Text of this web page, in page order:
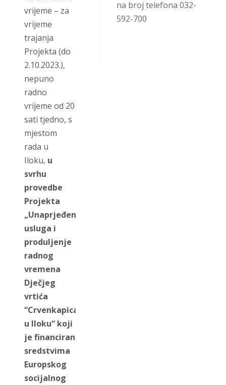
vrijeme – za
vrijeme
trajanja
Projekta (do
2.10.2023.),
nepuno
radno
vrijeme od 20
sati tjedno, s
mjestom
rada u
Iloku, u
svrhu
provedbe
Projekta
„Unaprjeđenje
usluga i
produljenje
radnog
vremena
Dječjeg
vrtića
“Crvenkapica”
u Iloku“ koji
je financiran
sredstvima
Europskog
socijalnog
na broj telefona 032-
592-700